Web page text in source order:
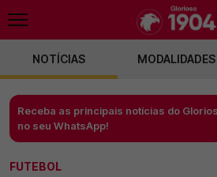
NOTÍCIAS MODALIDADES
Receba as principais notícias do
no seu WhatsApp!
FUTEBOL